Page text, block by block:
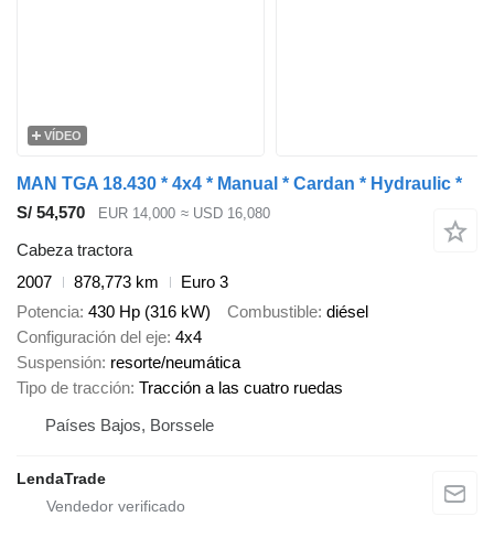
VÍDEO
MAN TGA 18.430 * 4x4 * Manual * Cardan * Hydraulic *
S/ 54,570
EUR 14,000 ≈ USD 16,080
Cabeza tractora
2007
878,773 km
Euro 3
Potencia 430 Hp (316 kW) Combustible diésel
Configuración del eje 4x4
Suspensión resorte/neumática
Tipo de tracción Tracción a las cuatro ruedas
Países Bajos, Borssele
LendaTrade